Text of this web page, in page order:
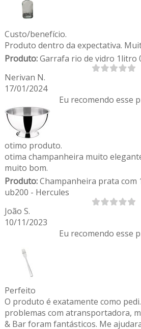
Custo/benefício.
Produto dentro da expectativa.
Produto:Garrafa rio de vidro 1litro
Nerivan N.
17/01/2024
Eu recomendo esse
otimo produto.
otima champanheira muito
muito bom.
Produto:Champanheira prata com
ub200 - Hercules
João S.
10/11/2023
Eu recomendo esse
Perfeito
O produto é exatamente como
problemas com atransportadora,
& Bar foram fantásticos. Me